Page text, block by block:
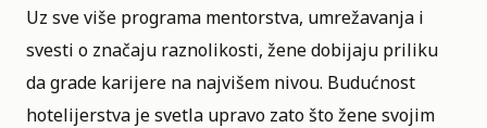
Uz sve više programa mentorstva, umrežavanja i
svesti o značaju raznolikosti, žene dobijaju priliku
da grade karijere na najvišem nivou. Budućnost
hotelijerstva je svetla upravo zato što žene svojim